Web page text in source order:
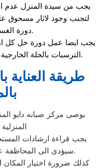
يجب من سيدة المنزل عدم
لتجنب وجود لاثار مسحوق
دورة الغسيل.
يجب ايضا عمل دورة خل كل
الترسبات بالحلة الخارجية والداخلية بالغسالة.
طريقة العناية
يجب قراءة ارشادات
سيؤدى الى المحاظفة على الاجهزة وتلاشى الاعطال.